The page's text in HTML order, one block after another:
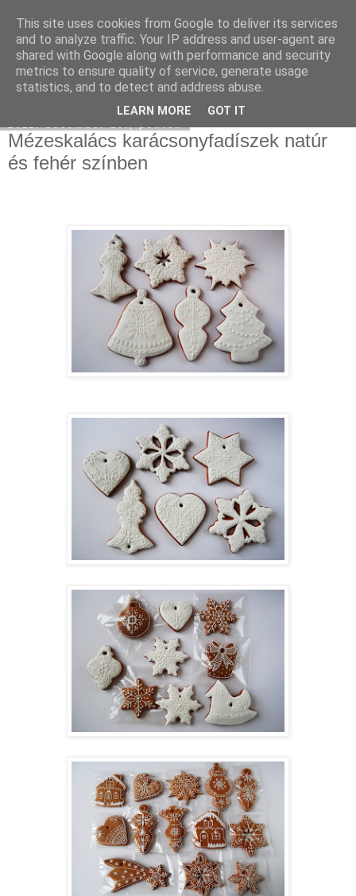
Moha Konyha
Mézeskalács karácsonyfadíszek natúr
és fehér színben
This site uses cookies from Google to deliver its services
and to analyze traffic. Your IP address and user-agent are
shared with Google along with performance and security
metrics to ensure quality of service, generate usage
statistics, and to detect and address abuse.
LEARN MORE GOT IT